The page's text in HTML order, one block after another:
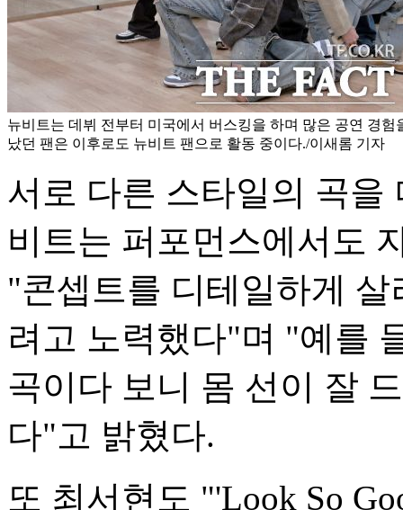
뉴비트는 데뷔 전부터 미국에서 버스킹을 하며 많은 공연 경험
났던 팬은 이후로도 뉴비트 팬으로 활동 중이다./이새롬 기자
서로 다른 스타일의 곡을
비트는 퍼포먼스에서도
"콘셉트를 디테일하게
려고 노력했다"며 "예를
곡이다 보니 몸 선이 잘
다"고 밝혔다.
또 최서현도 "' Look So